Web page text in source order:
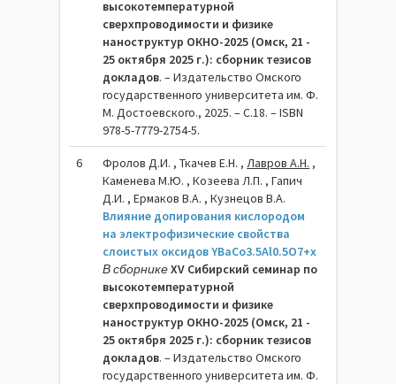
высокотемпературной
сверхпроводимости и физике
наноструктур ОКНО-2025 (Омск, 21 -
25 октября 2025 г.): сборник тезисов
докладов. – Издательство Омского
государственного университета им. Ф.
М. Достоевского., 2025. – C.18. – ISBN
978-5-7779-2754-5.
6 Фролов Д.И. , Ткачев Е.Н. ,Лавров А.Н. ,
Каменева М.Ю. , Козеева Л.П. , Гапич
Д.И. , Ермаков В.А. , Кузнецов В.А.
Влияние допирования кислородом
на электрофизические свойства
слоистых оксидов YBaCo3.5Al0.5O7+x
В сборникеXV Сибирский семинар по
высокотемпературной
сверхпроводимости и физике
наноструктур ОКНО-2025 (Омск, 21 -
25 октября 2025 г.): сборник тезисов
докладов. – Издательство Омского
государственного университета им. Ф.